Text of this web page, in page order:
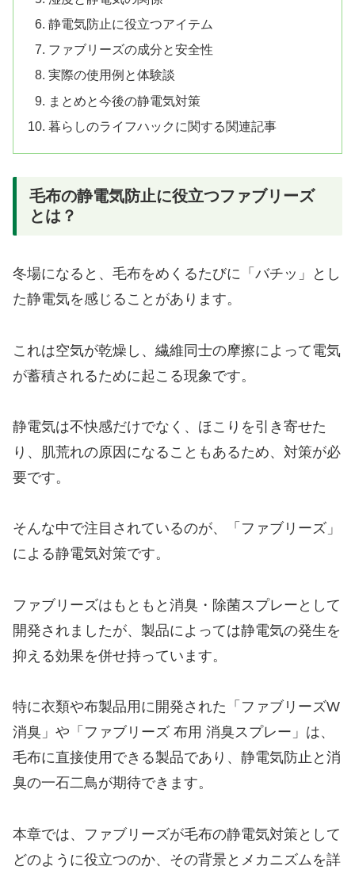
静電気防止に役立つアイテム
ファブリーズの成分と安全性
実際の使用例と体験談
まとめと今後の静電気対策
暮らしのライフハックに関する関連記事
毛布の静電気防止に役立つファブリーズ
とは？
冬場になると、毛布をめくるたびに「バチッ」とし
た静電気を感じることがあります。
これは空気が乾燥し、繊維同士の摩擦によって電気
が蓄積されるために起こる現象です。
静電気は不快感だけでなく、ほこりを引き寄せた
り、肌荒れの原因になることもあるため、対策が必
要です。
そんな中で注目されているのが、「ファブリーズ」
による静電気対策です。
ファブリーズはもともと消臭・除菌スプレーとして
開発されましたが、製品によっては静電気の発生を
抑える効果を併せ持っています。
特に衣類や布製品用に開発された「ファブリーズW
消臭」や「ファブリーズ 布用 消臭スプレー」は、
毛布に直接使用できる製品であり、静電気防止と消
臭の一石二鳥が期待できます。
本章では、ファブリーズが毛布の静電気対策として
どのように役立つのか、その背景とメカニズムを詳